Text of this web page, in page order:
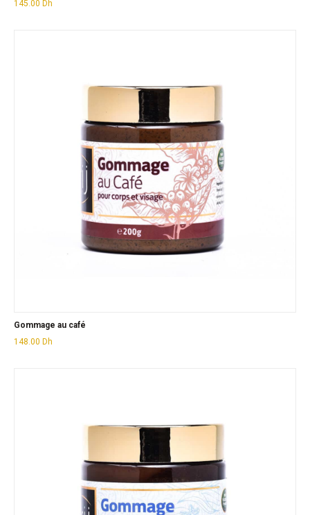
145.00 Dh
Gommage au café
148.00 Dh